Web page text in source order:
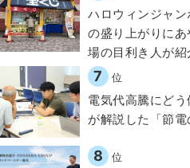
ハロウィンジャ
の盛り上がりに
場の目利き人が紹
7 位
電気代高騰にど
が解説した「節
8 位